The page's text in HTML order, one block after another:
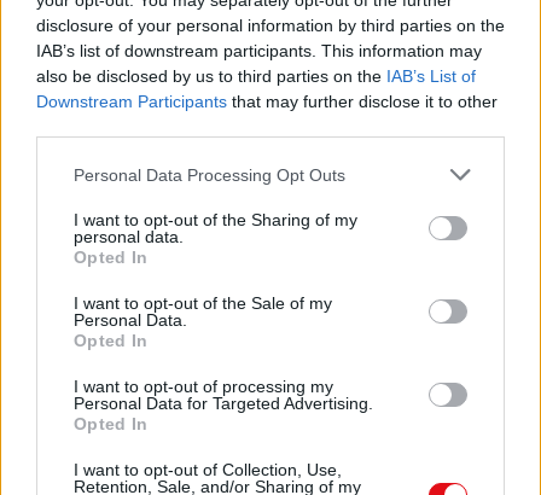
disclosure of your personal information by third parties on the
IAB’s list of downstream participants. This information may
also be disclosed by us to third parties on the IAB’s List of
Downstream Participants that may further disclose it to other
Personal Data Processing Opt Outs
I want to opt-out of the Sharing of my
personal data.
Opted In
I want to opt-out of the Sale of my
Personal Data.
Opted In
I want to opt-out of processing my
Personal Data for Targeted Advertising.
Opted In
I want to opt-out of Collection, Use,
Retention, Sale, and/or Sharing of my
Al tener una función legal de intermediario técnico neutral, los contenidos
compartidos por los usuarios del sitio no se moderan a priori.
Informar de un contenido abusivo o ilegal
Sobre Caja PDF
Cargar un archivo
Preguntas frecuentes
Aviso legal
Términos de Uso del sitio
Contacto
Mi cuenta
Administrador de archivos